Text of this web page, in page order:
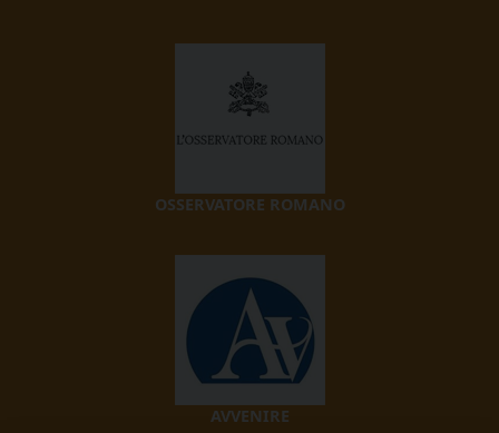
OSSERVATORE ROMANO
AVVENIRE